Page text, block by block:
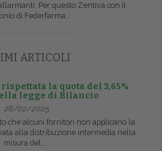
Per questo Zentiva con il
di Federfarma...
ARTICOLI
la quota del 3,65%
legge di Bilancio
26/02/2025
che alcuni fornitori non applicano la
alla distribuzione intermedia nella
misura del...